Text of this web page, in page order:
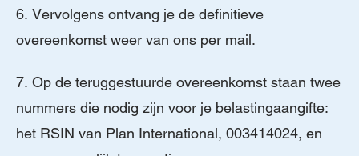
6. Vervolgens ontvang je de definitieve
overeenkomst weer van ons per mail.
7. Op de teruggestuurde overeenkomst staan twee
nummers die nodig zijn voor je belastingaangifte:
het RSIN van Plan International, 003414024, en